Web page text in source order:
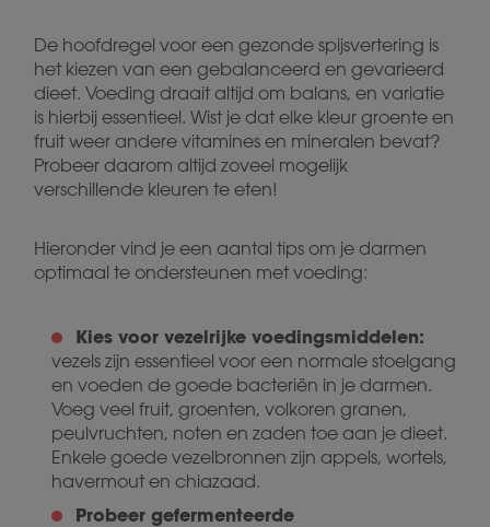
De hoofdregel voor een gezonde spijsvertering is
het kiezen van een gebalanceerd en gevarieerd
dieet. Voeding draait altijd om balans, en variatie
is hierbij essentieel. Wist je dat elke kleur groente en
fruit weer andere vitamines en mineralen bevat?
Probeer daarom altijd zoveel mogelijk
verschillende kleuren te eten!
Hieronder vind je een aantal tips om je darmen
optimaal te ondersteunen met voeding:
Kies voor vezelrijke voedingsmiddelen:
vezels zijn essentieel voor een normale stoelgang
en voeden de goede bacteriën in je darmen.
Voeg veel fruit, groenten, volkoren granen,
peulvruchten, noten en zaden toe aan je dieet.
Enkele goede vezelbronnen zijn appels, wortels,
havermout en chiazaad.
Probeer gefermenteerde